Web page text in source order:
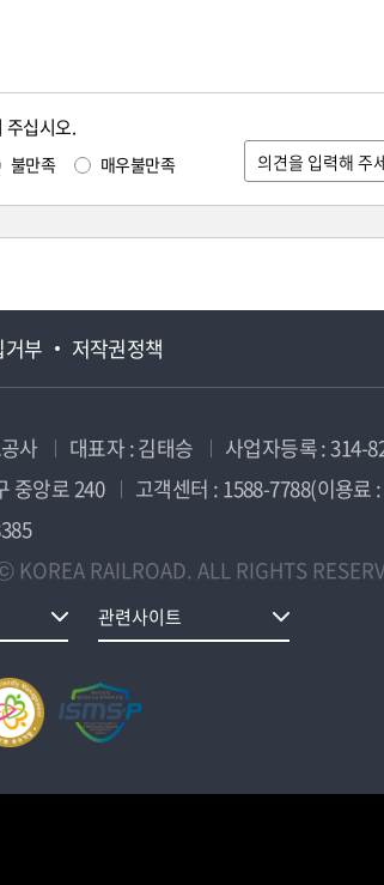
주십시오.
불만족 매우불만족
부 저작권정책
사 대표자 : 김태승 사업자등록 : 314-
중앙로 240
고객센터 : 1588-7788(이용료
KOREA RAILROAD. ALL RIGHTS
관련사이트